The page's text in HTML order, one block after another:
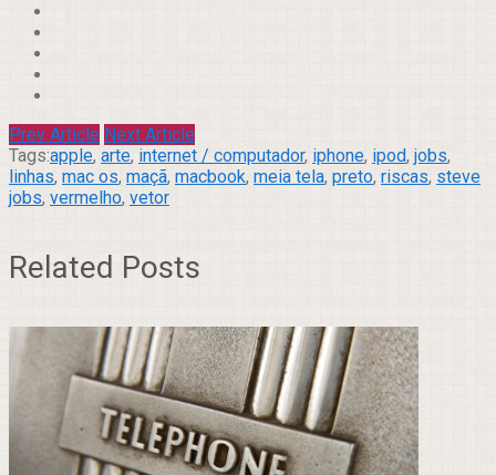
Prev Article Next Article
Tags:apple, arte, internet / computador, iphone, ipod, jobs,
linhas, mac os, maçã, macbook, meia tela, preto, riscas, steve
jobs, vermelho, vetor
Related Posts